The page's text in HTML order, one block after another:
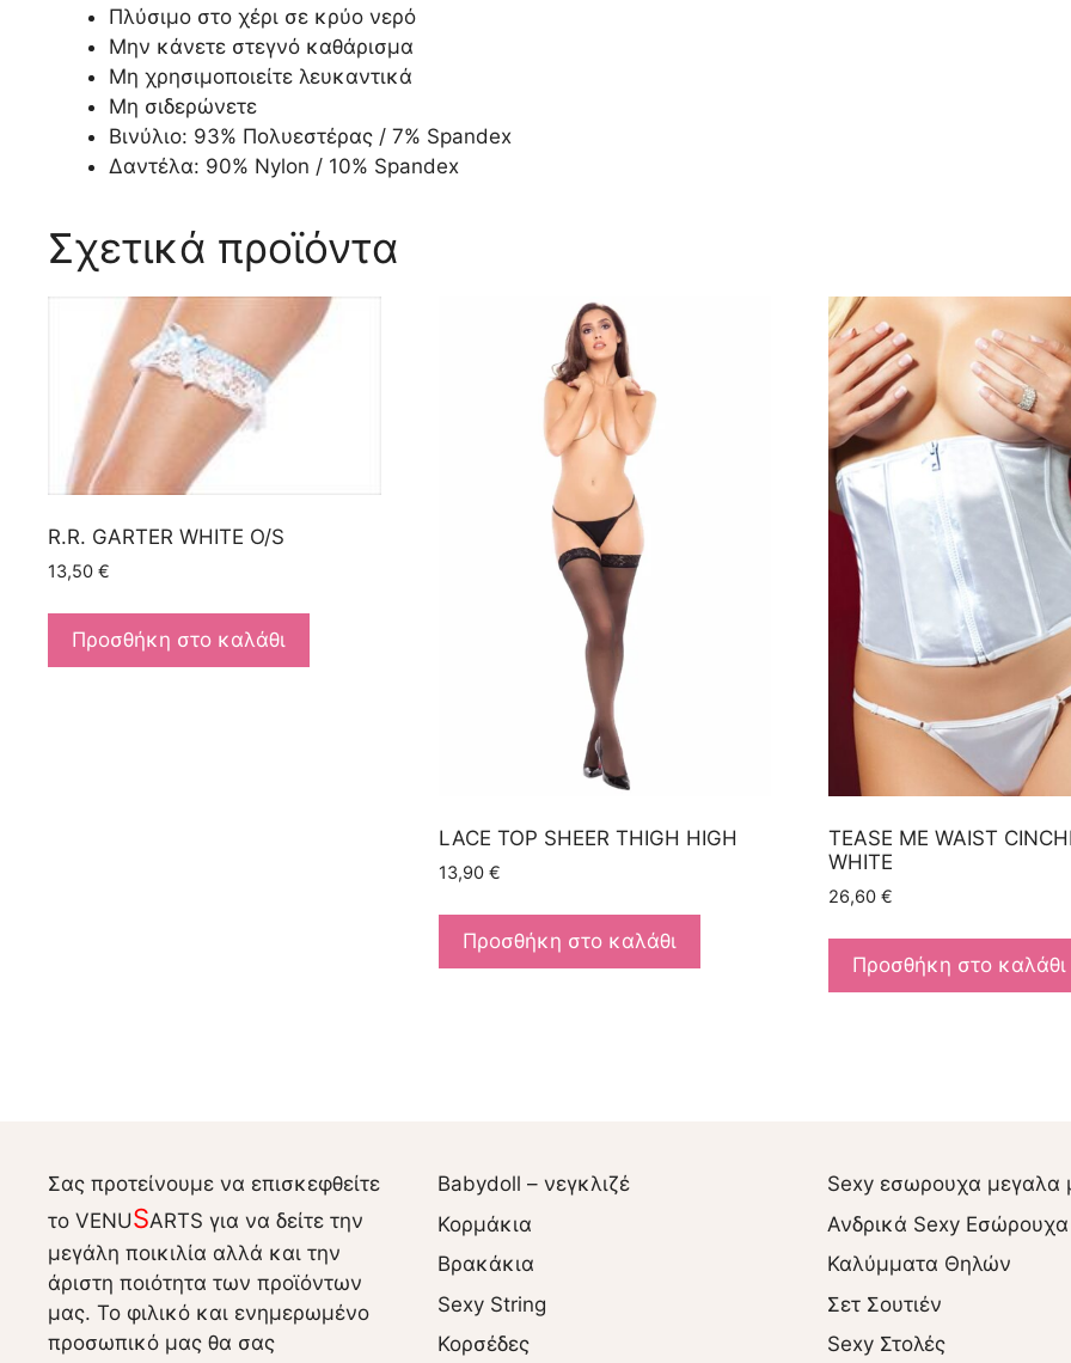
Πλύσιμο στο χέρι σε κρύο νερό
Μην κάνετε στεγνό καθάρισμα
Μη χρησιμοποιείτε λευκαντικά
Μη σιδερώνετε
Βινύλιο: 93% Πολυεστέρας / 7% Spandex
Δαντέλα: 90% Nylon / 10% Spandex
Σχετικά προϊόντα
R.R. GARTER WHITE O/S
13,50 €
Προσθήκη στο καλάθι
LACE TOP SHEER THIGH HIGH
13,90 €
Προσθήκη στο καλάθι
TEASE ME WAIST
WHITE
26,60€
Προσθήκη στο καλάθι
Σας προτείνουμε να επισκεφθείτε
το VENUSARTS για να δείτε την
μεγάλη ποικιλία αλλά και την
άριστη ποιότητα των προϊόντων
μας. Το φιλικό και ενημερωμένο
προσωπικό μας θα σας
Babydoll – νεγκλιζέ
Κορμάκια
Βρακάκια
Sexy String
Κορσέδες
Sexy εσωρουχα μεγαλα
Ανδρικά Sexy Εσώρουχα
Καλύμματα Θηλών
Σετ Σουτιέν
Sexy Στολές